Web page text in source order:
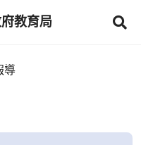
教育局
導